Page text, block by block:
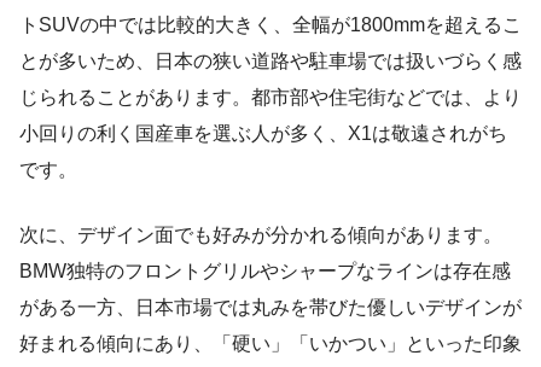
トSUVの中では比較的大きく、全幅が1800mmを超えるこ
とが多いため、日本の狭い道路や駐車場では扱いづらく感
じられることがあります。都市部や住宅街などでは、より
小回りの利く国産車を選ぶ人が多く、X1は敬遠されがち
です。
次に、デザイン面でも好みが分かれる傾向があります。
BMW独特のフロントグリルやシャープなラインは存在感
がある一方、日本市場では丸みを帯びた優しいデザインが
好まれる傾向にあり、「硬い」「いかつい」といった印象